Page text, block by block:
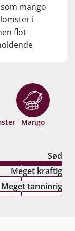
mango
i
flot
Drik
Mango
Sød
Meget kraftig
Meget tanninrig